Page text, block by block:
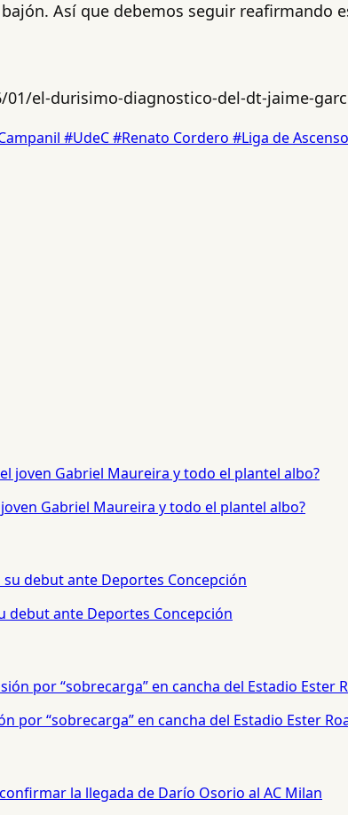
Así que debemos seguir reafirmando
el-durisimo-diagnostico-del-dt-jaime-
#UdeC#Renato Cordero #Liga de Ascenso
Gabriel Maureira y todo el plantel albo?
debut ante Deportes Concepción
por “sobrecarga” en cancha del Estadio Ester